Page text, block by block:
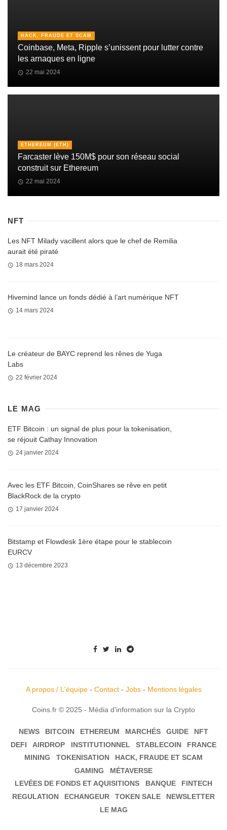
HACK, FRAUDE ET SCAM
Coinbase, Meta, Ripple s’unissent pour lutter contre
les arnaques en ligne
22 mai 2024
ETHEREUM (ETH)
Farcaster lève 150M$ pour son réseau social
construit sur Ethereum
22 mai 2024
NFT
Les NFT Milady vacillent alors que le chef de Remilia
aurait été piraté
18 mars 2024
Hivemind lance un fonds dédié à l’art numérique NFT
14 mars 2024
Le créateur de BAYC reprend les rênes de Yuga
Labs
22 février 2024
LE MAG
ETF Bitcoin : un signal de plus pour la tokenisation,
se réjouit Cathay Innovation
24 janvier 2024
Avec les ETF Bitcoin, CoinShares se rêve en petit
BlackRock de la crypto
17 janvier 2024
Bitstamp et Flowdesk 1ère étape pour le stablecoin
EURCV
13 décembre 2023
A propos / L'équipe- Contact- Jobs- Mentions légales
Coins.fr © 2025 - Média d'information sur la Crypto
NEWS BITCOIN ETHEREUM MARCHÉS GUIDE
NFT
DEFI
AIRDROP INSTITUTIONNEL STABLECOIN
FRANCE
MINING
TOKENISATION
HACK, FRAUDE ET SCAM
GAMING
MÉTAVERSE
LEVÉES DE FONDS ET AQUISITIONS
BANQUE
FINTECH
REGULATION
ECHANGEUR TOKEN SALE
NEWSLETTER
LE MAG